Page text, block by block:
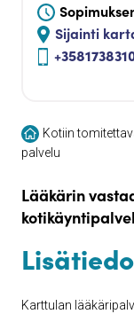
Sijainti
Kotiin
palvelu
Lääkärin
Karttulan